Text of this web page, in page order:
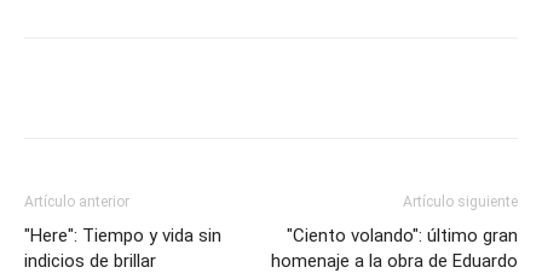
Artículo anterior
"Here": Tiempo y vida sin
indicios de brillar
Artículo siguiente
"Ciento volando": último gran
homenaje a la obra de Eduardo